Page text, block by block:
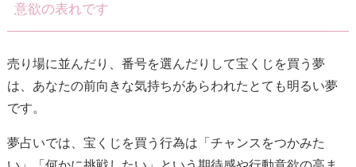
意欲の表れです
売り場に並んだり、番号を選んだりして宝くじを買う夢
は、あなたの前向きな気持ちがあらわれたとても明るい夢
です。
夢占いでは、宝くじを買う行為は「チャンスをつかみた